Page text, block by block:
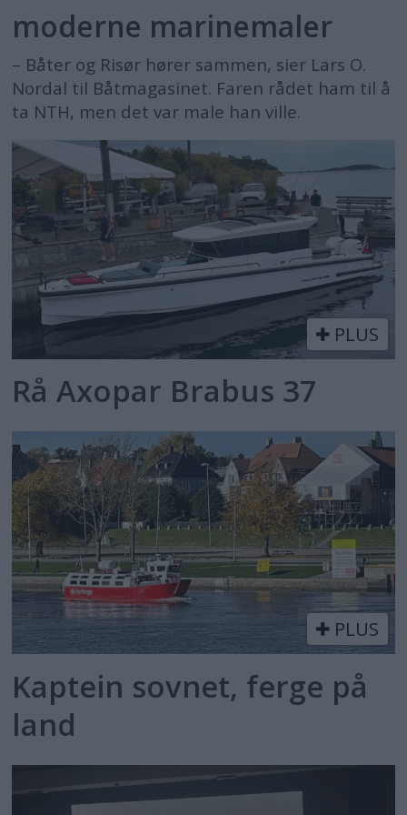
moderne marinemaler
– Båter og Risør hører sammen, sier Lars O.
Nordal til Båtmagasinet. Faren rådet ham til å
ta NTH, men det var male han ville.
PLUS
Rå Axopar Brabus 37
PLUS
Kaptein sovnet, ferge på
land